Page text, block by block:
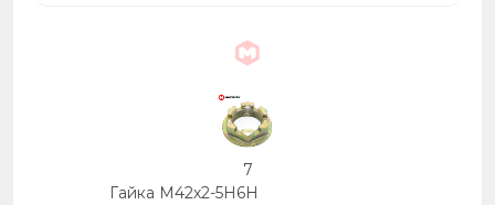
7
Гайка М42х2-5Н6Н